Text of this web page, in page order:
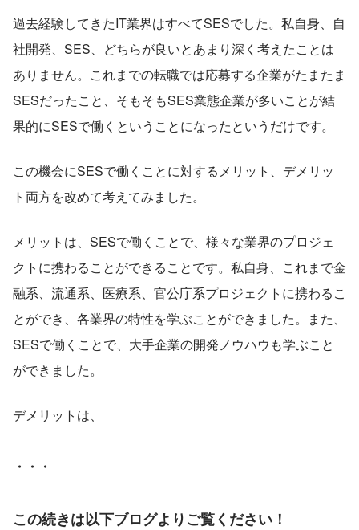
過去経験してきたIT業界はすべてSESでした。私自身、自
社開発、SES、どちらが良いとあまり深く考えたことは
ありません。これまでの転職では応募する企業がたまたま
SESだったこと、そもそもSES業態企業が多いことが結
果的にSESで働くということになったというだけです。
この機会にSESで働くことに対するメリット、デメリッ
ト両方を改めて考えてみました。
メリットは、SESで働くことで、様々な業界のプロジェ
クトに携わることができることです。私自身、これまで金
融系、流通系、医療系、官公庁系プロジェクトに携わるこ
とができ、各業界の特性を学ぶことができました。また、
SESで働くことで、大手企業の開発ノウハウも学ぶこと
ができました。
デメリットは、
・・・
この続きは以下ブログよりご覧ください！